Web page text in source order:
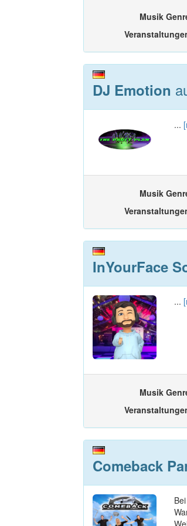
Musik
DJ Emotion
...
Musik
InYourFace
...
Musik
Comeback